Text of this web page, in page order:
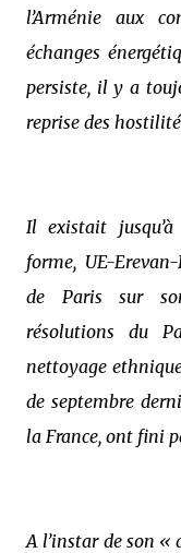
l’Arménie aux
échanges
persiste, il y a
reprise des
Il existait
forme, UE-
de Paris sur
résolutions du
nettoyage
de septembre
la France, ont fini
A l’instar de son